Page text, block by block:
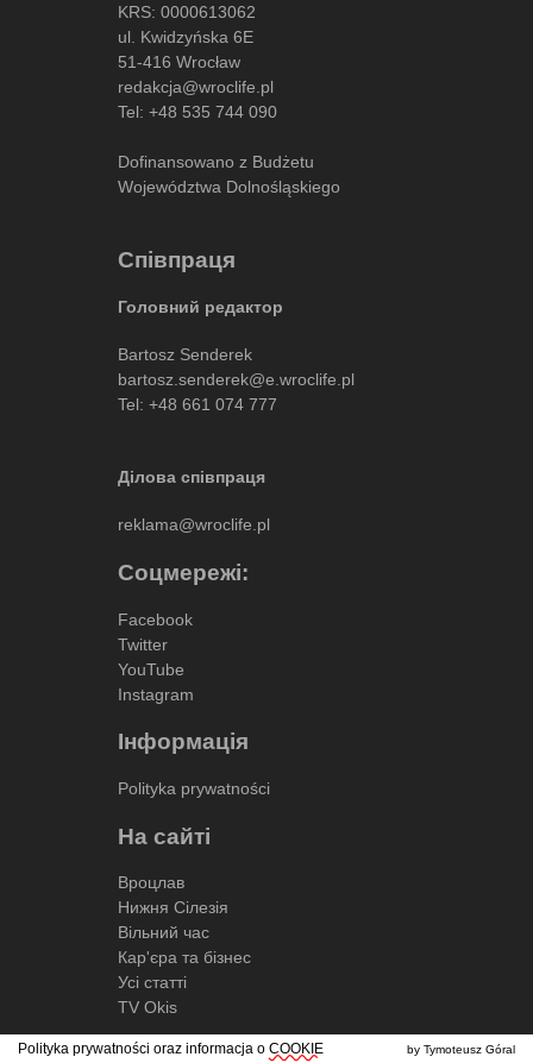
KRS: 0000613062
ul. Kwidzyńska 6E
51-416 Wrocław
redakcja@wroclife.pl
Tel: +48 535 744 090
Dofinansowano z Budżetu
Województwa Dolnośląskiego
Співпраця
Головний редактор
Bartosz Senderek
bartosz.senderek@e.wroclife.pl
Tel: +48 661 074 777
Ділова співпраця
reklama@wroclife.pl
Соцмережі:
Facebook
Twitter
YouTube
Instagram
Інформація
Polityka prywatności
На сайті
Вроцлав
Нижня Сілезія
Вільний час
Кар'єра та бізнес
Усі статті
TV Okis
Polityka prywatności oraz informacja o COOKIE by Tymoteusz Góral